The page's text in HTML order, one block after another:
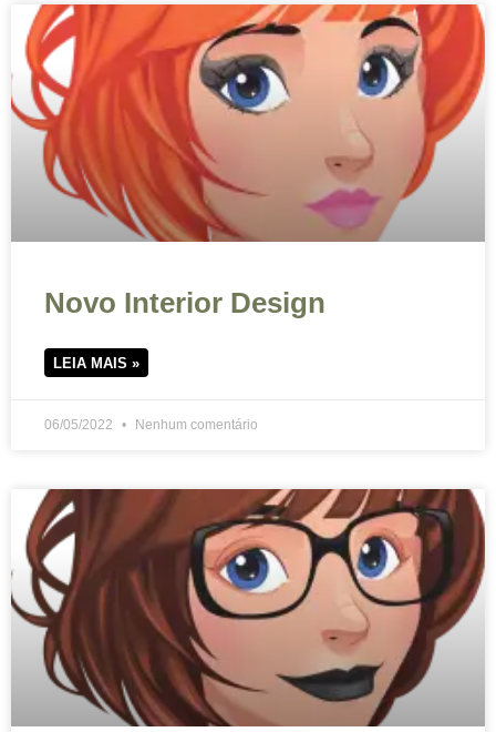
Novo Interior Design
LEIA MAIS »
06/05/2022 Nenhum comentário